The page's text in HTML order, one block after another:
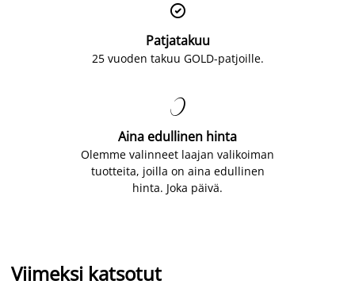

Patjatakuu
25 vuoden takuu GOLD-patjoille.

Aina edullinen hinta
Olemme valinneet laajan valikoiman
tuotteita, joilla on aina edullinen
hinta. Joka päivä.
Viimeksi katsotut